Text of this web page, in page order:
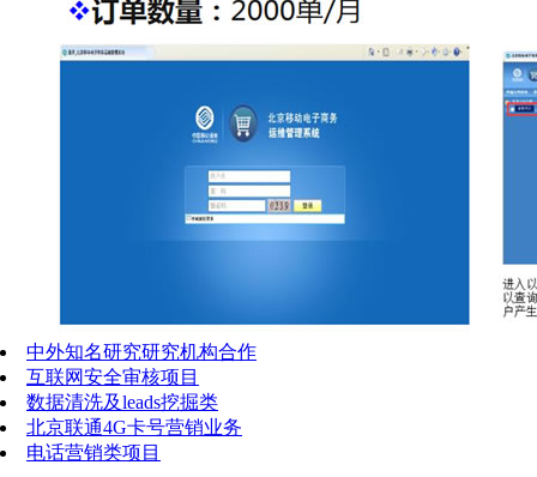
中外知名研究研究机构合作
互联网安全审核项目
数据清洗及leads挖掘类
北京联通4G卡号营销业务
电话营销类项目